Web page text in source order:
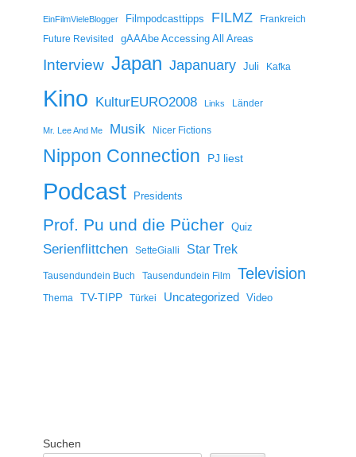
EinFilmVieleBlogger Filmpodcasttipps FILMZ
Frankreich
Future Revisited
gAAAbe Accessing All Areas
Interview Japan Japanuary Juli Kafka
Kino KulturEURO2008 Links Länder
Mr. Lee And Me Musik Nicer Fictions
Nippon Connection PJ liest
Podcast Presidents
Prof. Pu und die Pücher Quiz
Serienflittchen SetteGialli Star Trek
Tausendundein Buch Tausendundein Film Television
Thema TV-TIPP Türkei Uncategorized Video
Suchen